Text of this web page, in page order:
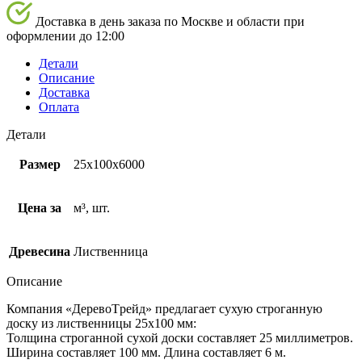
Доставка в день заказа по Москве и области при
оформлении до 12:00
Детали
Описание
Доставка
Оплата
Детали
Размер 25х100х6000
Цена за м³, шт.
Древесина Лиственница
Описание
Компания «ДеревоTрейд» предлагает сухую строганную
доску из лиственницы 25х100 мм:
Толщина строганной сухой доски составляет 25 миллиметров.
Ширина составляет 100 мм. Длина составляет 6 м.